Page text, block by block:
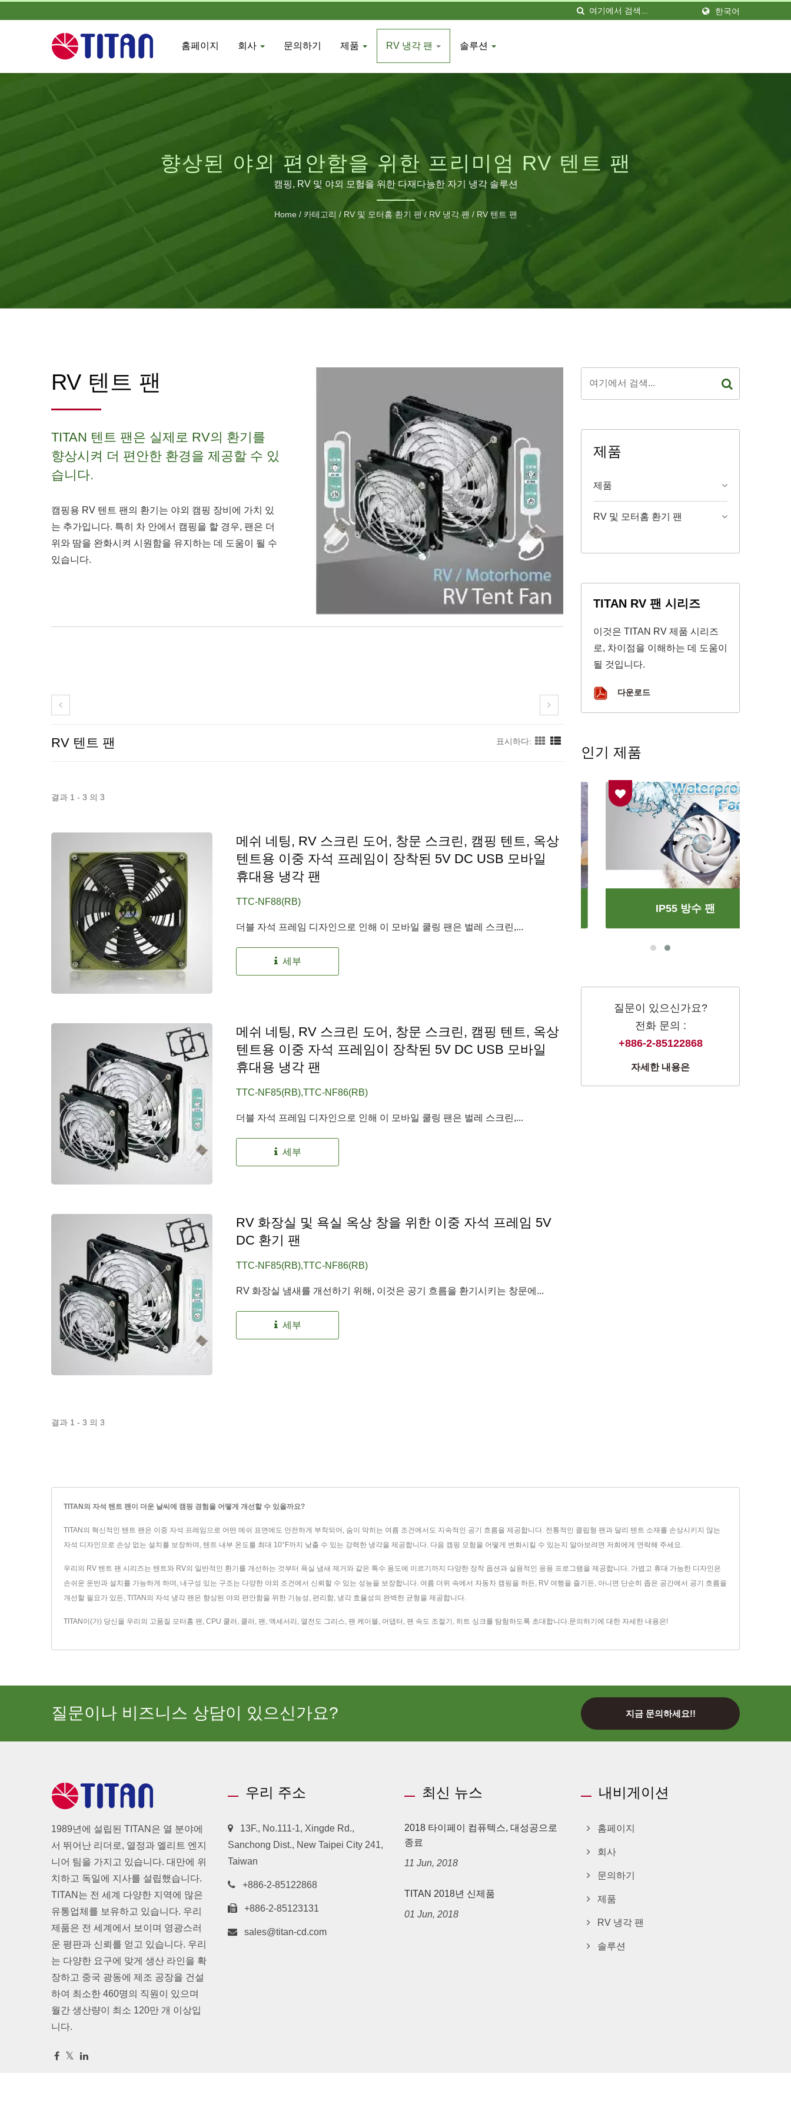
한국어
홈페이지 회사 문의하기 제품 RV 냉각 팬 솔루션
향상된 야외 편안함을 위한 프리미엄 RV 텐트 팬
캠핑, RV 및 야외 모험을 위한 다재다능한 자기 냉각 솔루션
Home / 카테고리 / RV 및 모터홈 환기 팬 / RV 냉각 팬 / RV 텐트 팬
RV 텐트 팬
TITAN 텐트 팬은 실제로 RV의 환기를
향상시켜 더 편안한 환경을 제공할 수 있
습니다.
캠핑용 RV 텐트 팬의 환기는 야외 캠핑 장비에 가치 있
는 추가입니다. 특히 차 안에서 캠핑을 할 경우, 팬은 더
위와 땀을 완화시켜 시원함을 유지하는 데 도움이 될 수
있습니다.
RV 텐트 팬 표시하다:
결과 1 - 3 의 3
메쉬 네팅, RV 스크린 도어, 창문 스크린, 캠핑 텐트, 옥상
텐트용 이중 자석 프레임이 장착된 5V DC USB 모바일
휴대용 냉각 팬
TTC-NF88(RB)
더블 자석 프레임 디자인으로 인해 이 모바일 쿨링 팬은 벌레 스크린,...
세부
메쉬 네팅, RV 스크린 도어, 창문 스크린, 캠핑 텐트, 옥상
텐트용 이중 자석 프레임이 장착된 5V DC USB 모바일
휴대용 냉각 팬
TTC-NF85(RB),TTC-NF86(RB)
더블 자석 프레임 디자인으로 인해 이 모바일 쿨링 팬은 벌레 스크린,...
세부
RV 화장실 및 욕실 옥상 창을 위한 이중 자석 프레임 5V
DC 환기 팬
TTC-NF85(RB),TTC-NF86(RB)
RV 화장실 냄새를 개선하기 위해, 이것은 공기 흐름을 환기시키는 창문에...
세부
결과 1 - 3 의 3
제품
제품
RV 및 모터홈 환기 팬
TITAN RV 팬 시리즈
이것은 TITAN RV 제품 시리즈
로, 차이점을 이해하는 데 도움이
될 것입니다.
다운로드
인기 제품
RV 냉장고 팬 IP55 방수 팬 IP55 방수 팬
질문이 있으신가요?
전화 문의 :
+886-2-85122868
자세한 내용은
TITAN의 자석 텐트 팬이 더운 날씨에 캠핑 경험을 어떻게 개선할 수 있을까요?
TITAN의 혁신적인 텐트 팬은 이중 자석 프레임으로 어떤 메쉬 표면에도 안전하게 부착되어, 숨이 막히는 여름 조건에서도 지속적인 공기 흐름을 제공합니다. 전통적인 클립형 팬과 달리 텐트 소재를 손상시키지 않는
자석 디자인으로 손상 없는 설치를 보장하며, 텐트 내부 온도를 최대 10°F까지 낮출 수 있는 강력한 냉각을 제공합니다. 다음 캠핑 모험을 어떻게 변화시킬 수 있는지 알아보려면 저희에게 연락해 주세요.
우리의 RV 텐트 팬 시리즈는 텐트와 RV의 일반적인 환기를 개선하는 것부터 욕실 냄새 제거와 같은 특수 용도에 이르기까지 다양한 장착 옵션과 실용적인 응용 프로그램을 제공합니다. 가볍고 휴대 가능한 디자인은
손쉬운 운반과 설치를 가능하게 하며, 내구성 있는 구조는 다양한 야외 조건에서 신뢰할 수 있는 성능을 보장합니다. 여름 더위 속에서 자동차 캠핑을 하든, RV 여행을 즐기든, 아니면 단순히 좁은 공간에서 공기 흐름을
개선할 필요가 있든, TITAN의 자석 냉각 팬은 향상된 야외 편안함을 위한 기능성, 편리함, 냉각 효율성의 완벽한 균형을 제공합니다.
TITAN이(가) 당신을 우리의 고품질 모터홈 팬 , CPU 쿨러 , 쿨러 , 팬 , 액세서리 , 열전도 그리스, 팬 케이블, 어댑터 , 팬 속도 조절기 , 히트 싱크를 탐험하도록 초대합니다.문의하기 에 대한 자세한 내용은!
질문이나 비즈니스 상담이 있으신가요? 지금 문의하세요!!
1989년에 설립된 TITAN은 열 분야에
서 뛰어난 리더로, 열정과 엘리트 엔지
니어 팀을 가지고 있습니다. 대만에 위
치하고 독일에 지사를 설립했습니다.
TITAN는 전 세계 다양한 지역에 많은
유통업체를 보유하고 있습니다. 우리
제품은 전 세계에서 보이며 영광스러
운 평판과 신뢰를 얻고 있습니다. 우리
는 다양한 요구에 맞게 생산 라인을 확
장하고 중국 광동에 제조 공장을 건설
하여 최소한 460명의 직원이 있으며
월간 생산량이 최소 120만 개 이상입
니다.
우리 주소
13F., No.111-1, Xingde Rd.,
Sanchong Dist., New Taipei City 241,
Taiwan
+886-2-85122868
+886-2-85123131
sales@titan-cd.com
최신 뉴스
2018 타이페이 컴퓨텍스, 대성공으로
종료
11 Jun, 2018
TITAN 2018년 신제품
01 Jun, 2018
내비게이션
홈페이지
회사
문의하기
제품
RV 냉각 팬
솔루션